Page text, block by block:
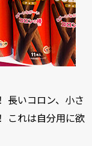
長いコロン、小さ
これは自分用に欲